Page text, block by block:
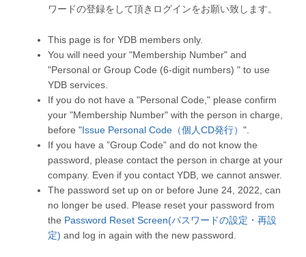
ワードの登録をして頂きログインをお願い致します。
This page is for YDB members only.
You will need your "Membership Number" and
"Personal or Group Code (6-digit numbers) " to use
YDB services.
If you do not have a "Personal Code," please confirm
your "Membership Number" with the person in charge,
before "Issue Personal Code（個人CD発行） ".
If you have a ”Group Code” and do not know the
password, please contact the person in charge at your
company. Even if you contact YDB, we cannot answer.
The password set up on or before June 24, 2022, can
no longer be used. Please reset your password from
the Password Reset Screen(パスワードの設定・再設
定) and log in again with the new password.